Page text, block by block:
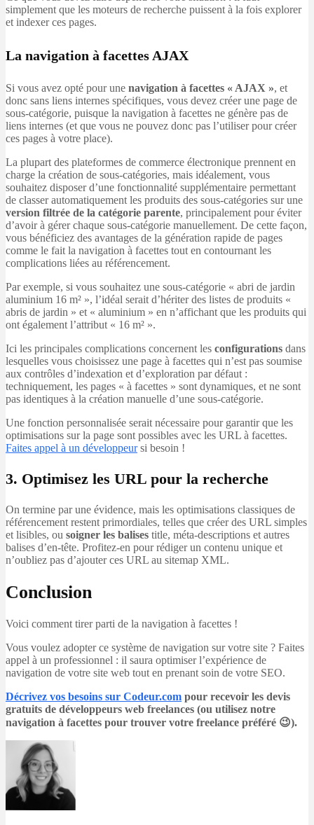
simplement que les moteurs de recherche puissent à la fois explorer
et indexer ces pages.
La navigation à facettes AJAX
Si vous avez opté pour une navigation à facettes « AJAX », et
donc sans liens internes spécifiques, vous devez créer une page de
sous-catégorie, puisque la navigation à facettes ne génère pas de
liens internes (et que vous ne pouvez donc pas l’utiliser pour créer
ces pages à votre place).
La plupart des plateformes de commerce électronique prennent en
charge la création de sous-catégories, mais idéalement, vous
souhaitez disposer d’une fonctionnalité supplémentaire permettant
de classer automatiquement les produits des sous-catégories sur une
version filtrée de la catégorie parente, principalement pour éviter
d’avoir à gérer chaque sous-catégorie manuellement. De cette façon,
vous bénéficiez des avantages de la génération rapide de pages
comme le fait la navigation à facettes tout en contournant les
complications liées au référencement.
Par exemple, si vous souhaitez une sous-catégorie « abri de jardin
aluminium 16 m² », l’idéal serait d’hériter des listes de produits «
abris de jardin » et « aluminium » en n’affichant que les produits qui
ont également l’attribut « 16 m² ».
Ici les principales complications concernent les configurations dans
lesquelles vous choisissez une page à facettes qui n’est pas soumise
aux contrôles d’indexation et d’exploration par défaut :
techniquement, les pages « à facettes » sont dynamiques, et ne sont
pas identiques à la création manuelle d’une sous-catégorie.
Une fonction personnalisée serait nécessaire pour garantir que les
optimisations sur la page sont possibles avec les URL à facettes.
Faites appel à un développeursi besoin !
3. Optimisez les URL pour la recherche
On termine par une évidence, mais les optimisations classiques de
référencement restent primordiales, telles que créer des URL simples
et lisibles, ou soigner les balises title, méta-descriptions et autres
balises d’en-tête. Profitez-en pour rédiger un contenu unique et
n’oubliez pas d’ajouter ces URL au sitemap XML.
Conclusion
Voici comment tirer parti de la navigation à facettes !
Vous voulez adopter ce système de navigation sur votre site ? Faites
appel à un professionnel : il saura optimiser l’expérience de
navigation de votre site web tout en prenant soin de votre SEO.
Décrivez vos besoins sur Codeur.com pour recevoir les devis
gratuits de développeurs web freelances (ou utilisez notre
navigation à facettes pour trouver votre freelance préféré 😉).